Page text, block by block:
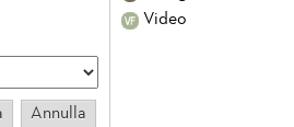
Video